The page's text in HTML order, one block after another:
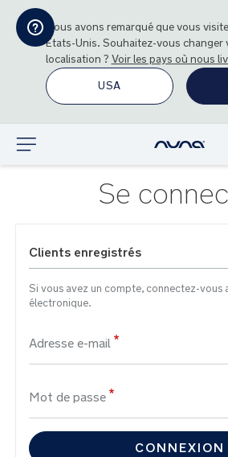
Nous avons remarqué que vous
États-Unis. Souhaitez-vous changer
localisation ? Voir les pays où nous
USA
Se
Clients enregistrés
Si vous avez un compte, connectez-vous
électronique.
Adresse e-mail
Mot de passe
CONNEXION